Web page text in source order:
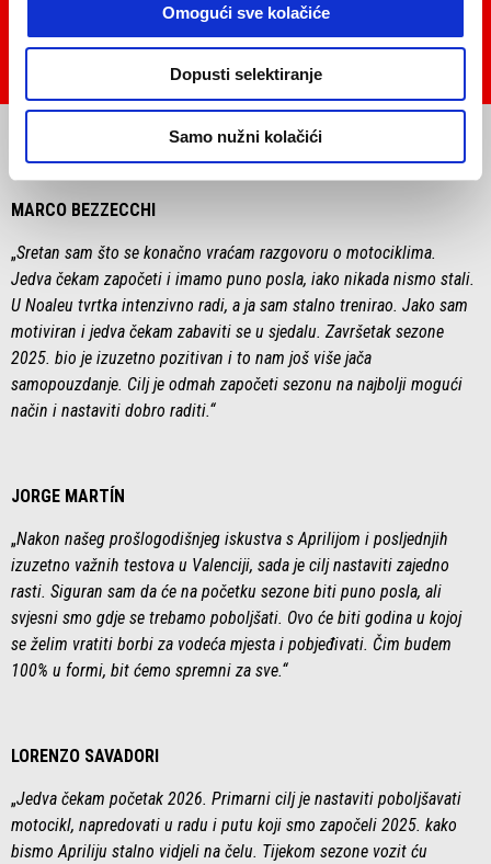
Omogući sve kolačiće
Dopusti selektiranje
Samo nužni kolačići
Item
Item
MARCO BEZZECCHI
„Sretan sam što se konačno vraćam razgovoru o motociklima.
Jedva čekam započeti i imamo puno posla, iako nikada nismo stali.
U Noaleu tvrtka intenzivno radi, a ja sam stalno trenirao. Jako sam
motiviran i jedva čekam zabaviti se ​​u sjedalu. Završetak sezone
2025. bio je izuzetno pozitivan i to nam još više jača
samopouzdanje. Cilj je odmah započeti sezonu na najbolji mogući
način i nastaviti dobro raditi.“
JORGE MARTÍN
„Nakon našeg prošlogodišnjeg iskustva s Aprilijom i posljednjih
izuzetno važnih testova u Valenciji, sada je cilj nastaviti zajedno
rasti. Siguran sam da će na početku sezone biti puno posla, ali
svjesni smo gdje se trebamo poboljšati. Ovo će biti godina u kojoj
se želim vratiti borbi za vodeća mjesta i pobjeđivati. Čim budem
100% u formi, bit ćemo spremni za sve.“
LORENZO SAVADORI
„Jedva čekam početak 2026. Primarni cilj je nastaviti poboljšavati
motocikl, napredovati u radu i putu koji smo započeli 2025. kako
bismo Apriliju stalno vidjeli na čelu. Tijekom sezone vozit ću